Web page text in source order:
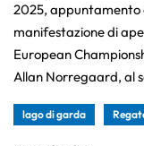
2025, appuntamento
manifestazione di
European
Allan Norregaard, al
lago di garda